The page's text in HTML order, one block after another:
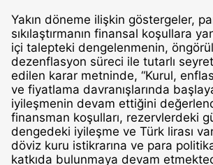
Yakın döneme ilişkin göstergeler,
sıkılaştırmanın finansal koşullara
içi talepteki dengelenmenin,
dezenflasyon süreci ile tutarlı
edilen karar metninde, “Kurul,
ve fiyatlama davranışlarında
iyileşmenin devam ettiğini
finansman koşulları, rezervlerdeki
dengedeki iyileşme ve Türk lirası
döviz kuru istikrarına ve para
katkıda bulunmaya devam